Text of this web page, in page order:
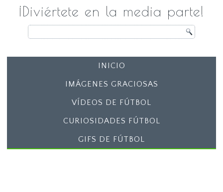
¡Diviértete en la media parte!
INICIO
IMÁGENES GRACIOSAS
VÍDEOS DE FÚTBOL
CURIOSIDADES FÚTBOL
GIFS DE FÚTBOL